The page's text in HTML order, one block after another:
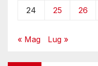
24 25 26
« Mag Lug »